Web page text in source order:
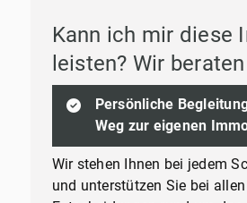
Kann ich mir diese
leisten? Wir
Persönliche
Weg zur eigenen
Wir stehen Ihnen bei jedem
und unterstützen Sie bei